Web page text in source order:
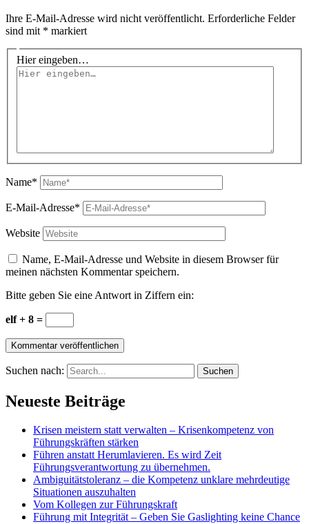
Ihre E-Mail-Adresse wird nicht veröffentlicht. Erforderliche Felder
sind mit * markiert
Hier eingeben…
Name*
E-Mail-Adresse*
Website
Name, E-Mail-Adresse und Website in diesem Browser für
meinen nächsten Kommentar speichern.
Bitte geben Sie eine Antwort in Ziffern ein:
elf + 8 =
Suchen nach:
Neueste Beiträge
Krisen meistern statt verwalten – Krisenkompetenz von
Führungskräften stärken
Führen anstatt Herumlavieren. Es wird Zeit
Führungsverantwortung zu übernehmen.
Ambiguitätstoleranz – die Kompetenz unklare mehrdeutige
Situationen auszuhalten
Vom Kollegen zur Führungskraft
Führung mit Integrität – Geben Sie Gaslighting keine Chance